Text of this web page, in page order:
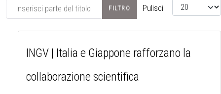
Inserisci parte del titolo FILTRO Pulisci Visualizza #
INGV | Italia e Giappone rafforzano la
collaborazione scientifica